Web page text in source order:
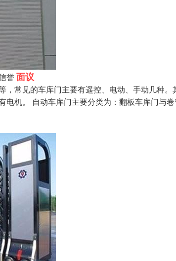
誉面议
，常见的车库门主要有遥控、电动、手动几种
电机。 自动车库门主要分类为：翻板车库门与